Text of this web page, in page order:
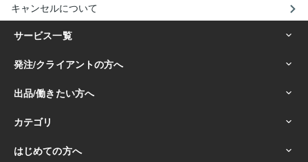
キャンセルについて